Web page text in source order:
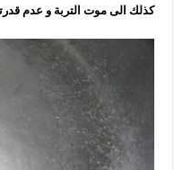
كذلك الى موت التربة و عدم